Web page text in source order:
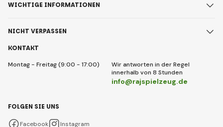
KONTAKT
Montag - Freitag (9:00 - 17:00)
Wir antworten in der Regel
innerhalb von 8 Stunden
info@rajspielzeug.de
WICHTIGE INFORMATIONEN
NICHT VERPASSEN
FOLGEN SIE UNS
Facebook Instagram